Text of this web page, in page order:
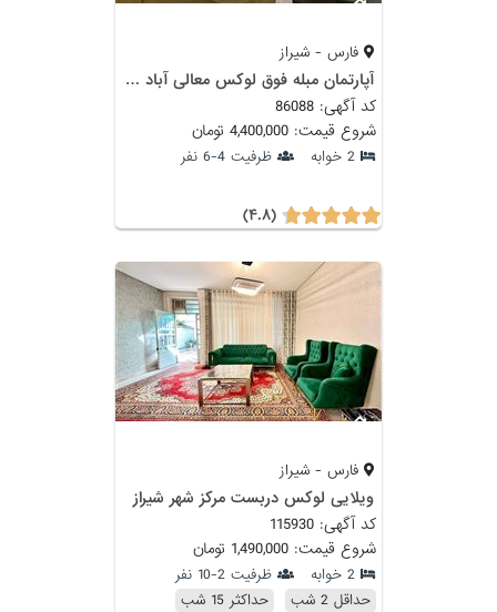
فارس - شیراز
آ‌پارتمان مبله فوق لوکس معالی آباد شیراز با سونا و جکوزی
کد آگهی: 86088
شروع قیمت: 4,400,000 تومان
2 خوابه ظرفیت 4-6 نفر
(۴.۸)
فارس - شیراز
ویلایی لوکس دربست مرکز شهر شیراز
کد آگهی: 115930
شروع قیمت: 1,490,000 تومان
2 خوابه
ظرفیت 2-10 نفر
حداقل 2 شب
حداکثر 15 شب